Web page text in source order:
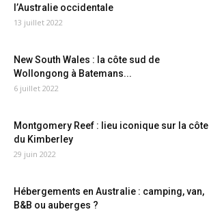
l’Australie occidentale
13 juillet 2022
New South Wales : la côte sud de
Wollongong à Batemans...
6 juillet 2022
Montgomery Reef : lieu iconique sur la côte
du Kimberley
29 juin 2022
Hébergements en Australie : camping, van,
B&B ou auberges ?